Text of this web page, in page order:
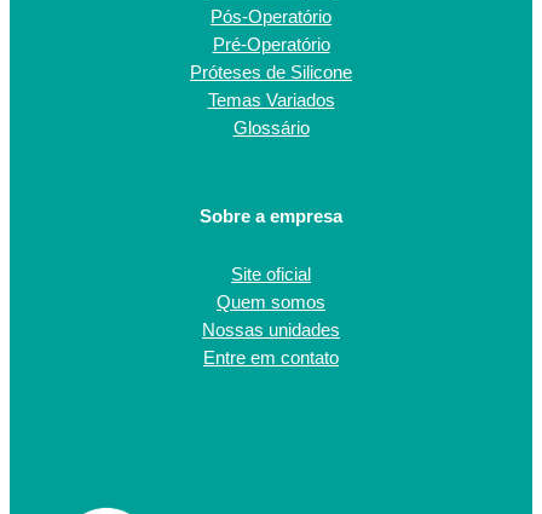
Pós-Operatório
Pré-Operatório
Próteses de Silicone
Temas Variados
Glossário
Sobre a empresa
Site oficial
Quem somos
Nossas unidades
Entre em contato